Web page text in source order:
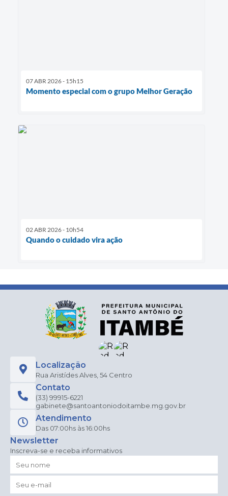
07 ABR 2026 - 15h15
Momento especial com o grupo Melhor Geração
02 ABR 2026 - 10h54
Quando o cuidado vira ação
Localização
Rua Aristídes Alves, 54 Centro
Contato
(33) 99915-6221
gabinete@santoantoniodoitambe.mg.gov.br
Atendimento
Das 07:00hs às 16:00hs
Newsletter
Inscreva-se e receba informativos